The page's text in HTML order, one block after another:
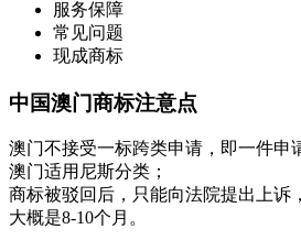
服务保障
常见问题
现成商标
中国澳门商标注意点
澳门不接受一标跨类申请，即一件申
澳门适用尼斯分类；
商标被驳回后，只能向法院提出上诉
大概是8-10个月。